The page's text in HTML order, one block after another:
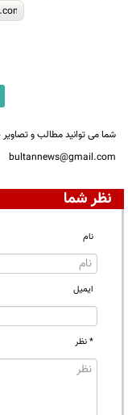
شما می توانید مطالب و تصاویر
bultannews@gmail.com
نظر شما
نام
ایمیل
* نظر